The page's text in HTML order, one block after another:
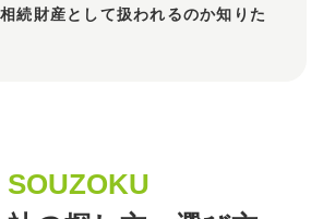
続財産として扱われるのか知りた
SOUZOKU